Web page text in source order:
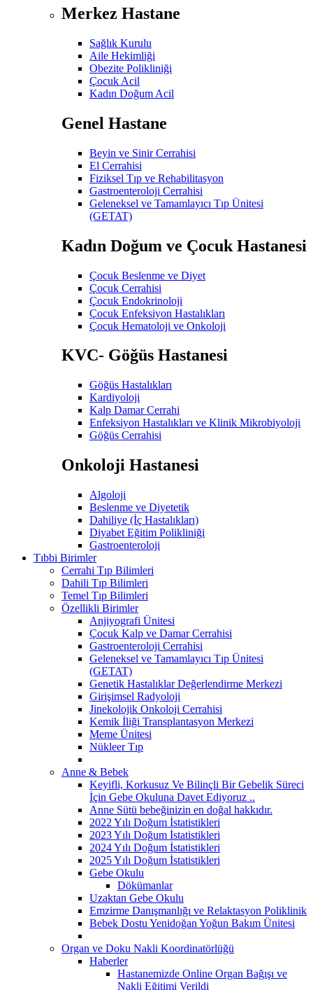
Merkez Hastane
Sağlık Kurulu
Aile Hekimliği
Obezite Polikliniği
Çocuk Acil
Kadın Doğum Acil
Genel Hastane
Beyin ve Sinir Cerrahisi
El Cerrahisi
Fiziksel Tıp ve Rehabilitasyon
Gastroenteroloji Cerrahisi
Geleneksel ve Tamamlayıcı Tıp Ünitesi
(GETAT)
Kadın Doğum ve Çocuk Hastanesi
Çocuk Beslenme ve Diyet
Çocuk Cerrahisi
Çocuk Endokrinoloji
Çocuk Enfeksiyon Hastalıkları
Çocuk Hematoloji ve Onkoloji
KVC- Göğüs Hastanesi
Göğüs Hastalıkları
Kardiyoloji
Kalp Damar Cerrahi
Enfeksiyon Hastalıkları ve Klinik Mikrobiyoloji
Göğüs Cerrahisi
Onkoloji Hastanesi
Algoloji
Beslenme ve Diyetetik
Dahiliye (İç Hastalıkları)
Diyabet Eğitim Polikliniği
Gastroenteroloji
Tıbbi Birimler
Cerrahi Tıp Bilimleri
Dahili Tıp Bilimleri
Temel Tıp Bilimleri
Özellikli Birimler
Anjiyografi Ünitesi
Çocuk Kalp ve Damar Cerrahisi
Gastroenteroloji Cerrahisi
Geleneksel ve Tamamlayıcı Tıp Ünitesi
(GETAT)
Genetik Hastalıklar Değerlendirme Merkezi
Girişimsel Radyoloji
Jinekolojik Onkoloji Cerrahisi
Kemik İliği Transplantasyon Merkezi
Meme Ünitesi
Nükleer Tıp
Anne & Bebek
Keyifli, Korkusuz Ve Bilinçli Bir Gebelik Süreci
İçin Gebe Okuluna Davet Ediyoruz ..
Anne Sütü bebeğinizin en doğal hakkıdır.
2022 Yılı Doğum İstatistikleri
2023 Yılı Doğum İstatistikleri
2024 Yılı Doğum İstatistikleri
2025 Yılı Doğum İstatistikleri
Gebe Okulu
Dökümanlar
Uzaktan Gebe Okulu
Emzirme Danışmanlığı ve Relaktasyon Poliklinik
Bebek Dostu Yenidoğan Yoğun Bakım Ünitesi
Organ ve Doku Nakli Koordinatörlüğü
Haberler
Hastanemizde Online Organ Bağışı ve
Nakli Eğitimi Verildi